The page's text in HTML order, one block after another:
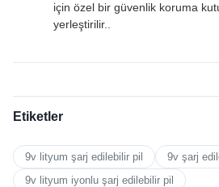
için özel bir güvenlik koruma
yerleştirilir..
Etiketler
9v lityum şarj edilebilir pil
9v şarj
9v lityum iyonlu şarj edilebilir pil